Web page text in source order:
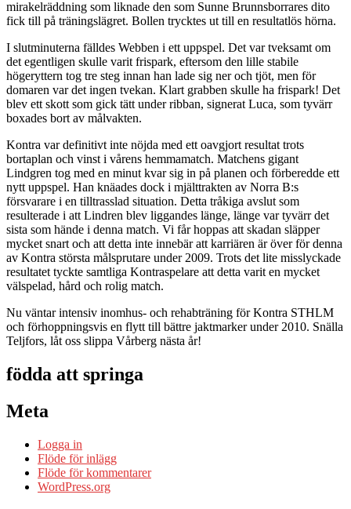
mirakelräddning som liknade den som Sunne Brunnsborrares dito
fick till på träningslägret. Bollen trycktes ut till en resultatlös hörna.
I slutminuterna fälldes Webben i ett uppspel. Det var tveksamt om
det egentligen skulle varit frispark, eftersom den lille stabile
högeryttern tog tre steg innan han lade sig ner och tjöt, men för
domaren var det ingen tvekan. Klart grabben skulle ha frispark! Det
blev ett skott som gick tätt under ribban, signerat Luca, som tyvärr
boxades bort av målvakten.
Kontra var definitivt inte nöjda med ett oavgjort resultat trots
bortaplan och vinst i vårens hemmamatch. Matchens gigant
Lindgren tog med en minut kvar sig in på planen och förberedde ett
nytt uppspel. Han knäades dock i mjälttrakten av Norra B:s
försvarare i en tilltrasslad situation. Detta tråkiga avslut som
resulterade i att Lindren blev liggandes länge, länge var tyvärr det
sista som hände i denna match. Vi får hoppas att skadan släpper
mycket snart och att detta inte innebär att karriären är över för denna
av Kontra största målsprutare under 2009. Trots det lite misslyckade
resultatet tyckte samtliga Kontraspelare att detta varit en mycket
välspelad, hård och rolig match.
Nu väntar intensiv inomhus- och rehabträning för Kontra STHLM
och förhoppningsvis en flytt till bättre jaktmarker under 2010. Snälla
Teljfors, låt oss slippa Vårberg nästa år!
födda att springa
Meta
Logga in
Flöde för inlägg
Flöde för kommentarer
WordPress.org